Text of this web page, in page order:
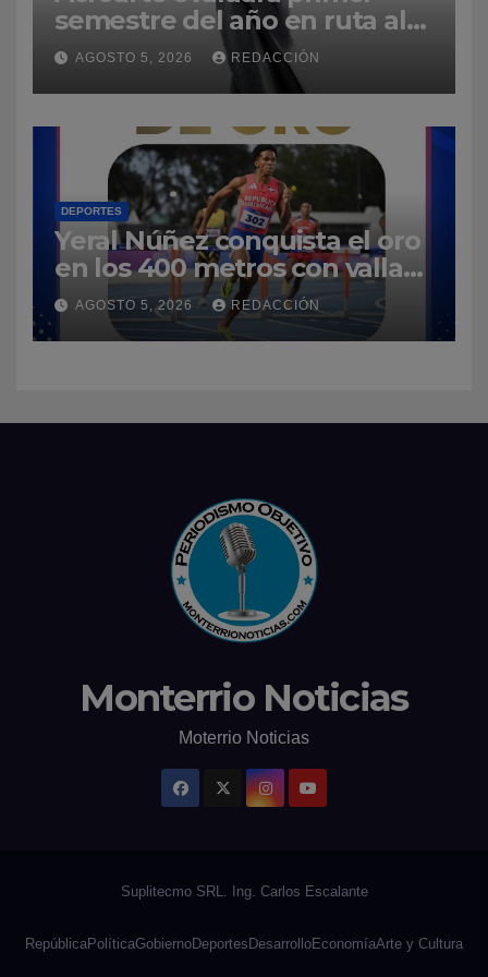
semestre del año en ruta al
Premios Soberano 2027
AGOSTO 5, 2026 REDACCIÓN
DEPORTES
Yeral Núñez conquista el oro
en los 400 metros con vallas
y enaltece a República
Dominicana
AGOSTO 5, 2026 REDACCIÓN
Monterrio Noticias
Moterrio Noticias
RepúblicaPolíticaGobiernoDeportes DesarrolloEconomíaArte y Cultura